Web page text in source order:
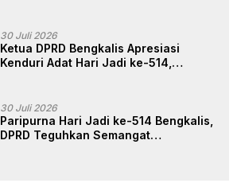
Masyarakat
30 Juli 2026
Ketua DPRD Bengkalis Apresiasi
Kenduri Adat Hari Jadi ke-514,
30 Juli 2026
Paripurna Hari Jadi ke-514 Bengkalis,
DPRD Teguhkan Semangat